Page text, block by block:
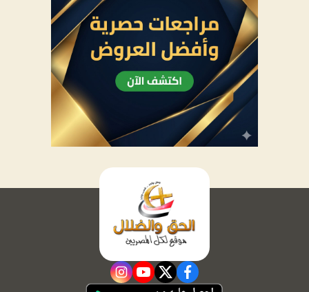
facebook
twitter
youtube
instagram